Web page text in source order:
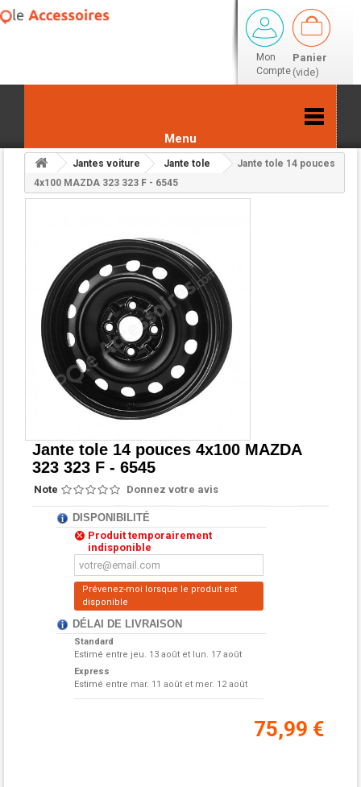
Mon
Compte
Panier
(vide)
Menu
Jantes voiture Jante tole
Jante tole 14 pouces
4x100 MAZDA 323 323 F - 6545
Jante tole 14 pouces 4x100 MAZDA
323 323 F - 6545
Note Donnez votre avis
DISPONIBILITÉ
Produit temporairement
indisponible
Prévenez-moi lorsque le produit est
disponible
DÉLAI DE LIVRAISON
Standard
Estimé entre jeu. 13 août et lun. 17 août
Express
Estimé entre mar. 11 août et mer. 12 août
75,99 €